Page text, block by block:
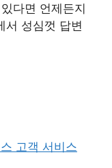
다면 언제든지
서 성심껏 답변
고객 서비스